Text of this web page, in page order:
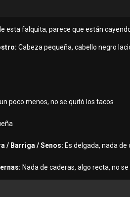
esta falquita, parece que están
Cabeza pequeña, cabello negro
poco menos, no se quitó los tacos
/ Barriga / Senos: Es delgada, nada
Nada de caderas, algo recta, no